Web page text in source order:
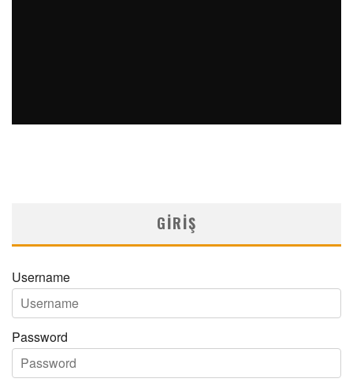
GIRIŞ
Username
Password